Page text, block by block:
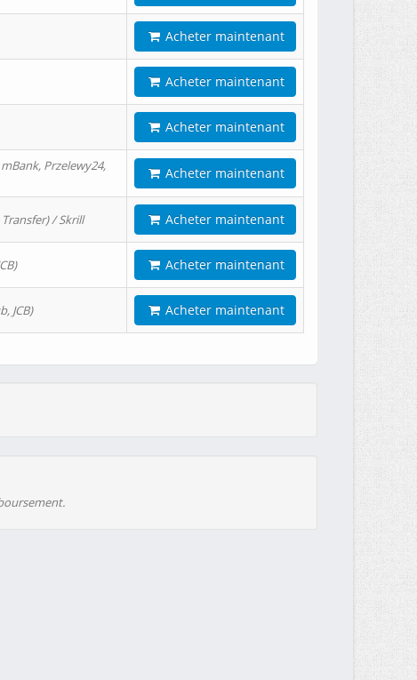
Acheter maintenant
Acheter maintenant
Acheter maintenant
mBank, Przelewy24,
Acheter maintenant
/ Skrill Acheter maintenant
Acheter maintenant
JCB) Acheter maintenant